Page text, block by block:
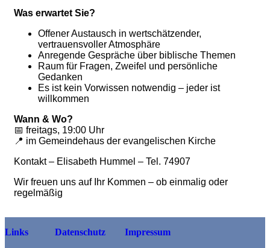
Was erwartet Sie?
Offener Austausch in wertschätzender,
vertrauensvoller Atmosphäre
Anregende Gespräche über biblische Themen
Raum für Fragen, Zweifel und persönliche
Gedanken
Es ist kein Vorwissen notwendig – jeder ist
willkommen
Wann & Wo?
📅 freitags, 19:00 Uhr
📍 im Gemeindehaus der evangelischen Kirche
Kontakt – Elisabeth Hummel – Tel. 74907
Wir freuen uns auf Ihr Kommen – ob einmalig oder
regelmäßig
Links Datenschutz Impressum